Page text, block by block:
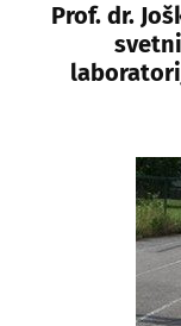
Prof. dr.